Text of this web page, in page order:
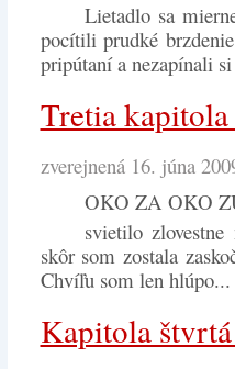
Lietadlo sa
pocítili prudké
pripútaní a nezapínali
Tretia
zverejnená 16. júna
OKO ZA OKO
svietilo
skôr som zostala
Chvíľu som len hlúpo...
Kapitola